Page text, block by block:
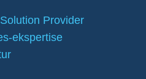
Provider
ekspertise